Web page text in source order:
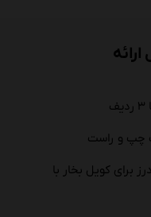
چپ و راست
برای کویل بخار با